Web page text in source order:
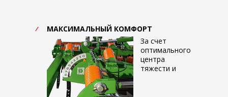
МАКСИМАЛЬНЫЙ КОМФОРТ
За счет
оптимального
центра
тяжести и